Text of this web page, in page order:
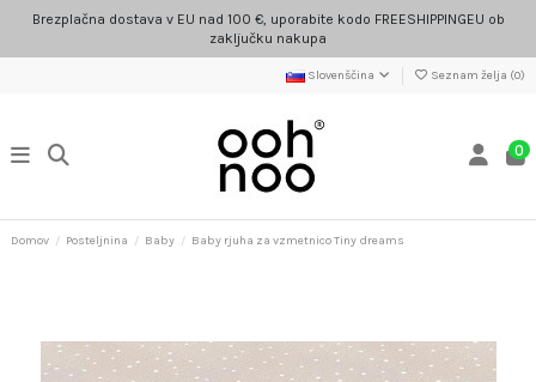
Brezplačna dostava v EU nad 100 €, uporabite kodo FREESHIPPINGEU ob
zaključku nakupa
Slovenščina Seznam želja (0)
0
Domov Posteljnina Baby Baby rjuha za vzmetnico Tiny dreams